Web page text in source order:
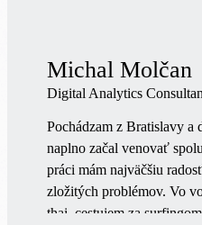
Michal Molčan
Digital Analytics
Pochádzam z Bratislavy a
naplno začal venovať
práci mám najväčšiu
zložitých problémov. Vo
thai, cestujem za